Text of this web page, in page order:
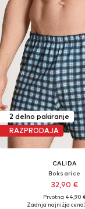
2 delno pakiranje
RAZPRODAJA
CALIDA
Boksarice
32,90 €
Prvotno: 44,90
Zadnja najnižja cena